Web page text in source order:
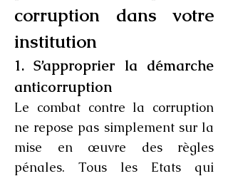
corruption dans votre
institution
1. S’approprier la démarche
anticorruption
Le combat contre la corruption
ne repose pas simplement sur la
mise en œuvre des règles
pénales. Tous les Etats qui